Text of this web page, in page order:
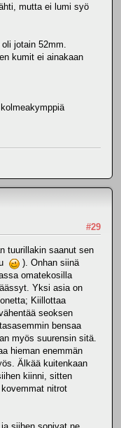
mutta ei lumi syö
jotain 52mm.
kumit ei ainakaan
#29
tuurillakin saanut sen
). Onhan siinä
omatekosilla
Yksi asia on
Kiillottaa
seoksen
bensaa
myös suurensin sitä.
hieman enemmän
Älkää kuitenkaan
kiinni, sitten
nitrot